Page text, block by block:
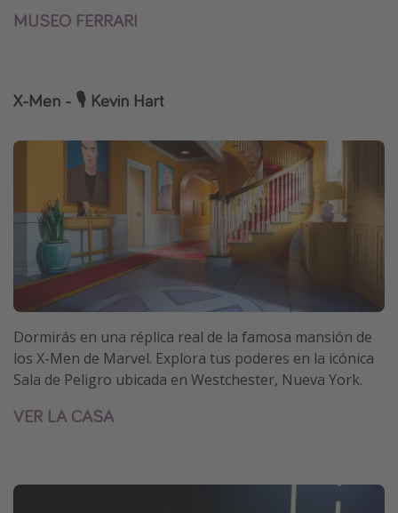
MUSEO FERRARI
X-Men - 🎙️ Kevin Hart
Dormirás en una réplica real de la famosa mansión de
los X-Men de Marvel. Explora tus poderes en la icónica
Sala de Peligro ubicada en Westchester, Nueva York.
VER LA CASA